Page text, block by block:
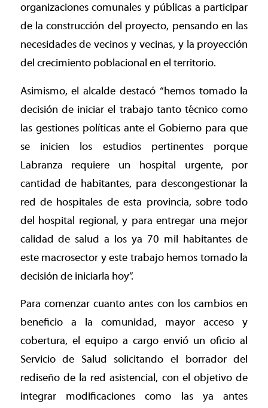
organizaciones comunales y públicas a participar
de la construcción del proyecto, pensando en las
necesidades de vecinos y vecinas, y la proyección
del crecimiento poblacional en el territorio.
Asimismo, el alcalde destacó “hemos tomado la
decisión de iniciar el trabajo tanto técnico como
las gestiones políticas ante el Gobierno para que
se inicien los estudios pertinentes porque
Labranza requiere un hospital urgente, por
cantidad de habitantes, para descongestionar la
red de hospitales de esta provincia, sobre todo
del hospital regional, y para entregar una mejor
calidad de salud a los ya 70 mil habitantes de
este macrosector y este trabajo hemos tomado la
decisión de iniciarla hoy”.
Para comenzar cuanto antes con los cambios en
beneficio a la comunidad, mayor acceso y
cobertura, el equipo a cargo envió un oficio al
Servicio de Salud solicitando el borrador del
rediseño de la red asistencial, con el objetivo de
integrar modificaciones como las ya antes